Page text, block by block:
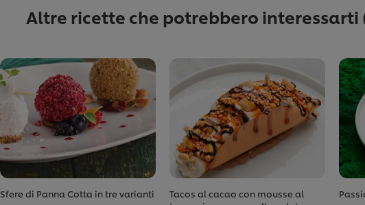
Altre ricette che potrebbero interessarti
Sfere di Panna Cotta in tre varianti
Tacos al cacao con mousse al